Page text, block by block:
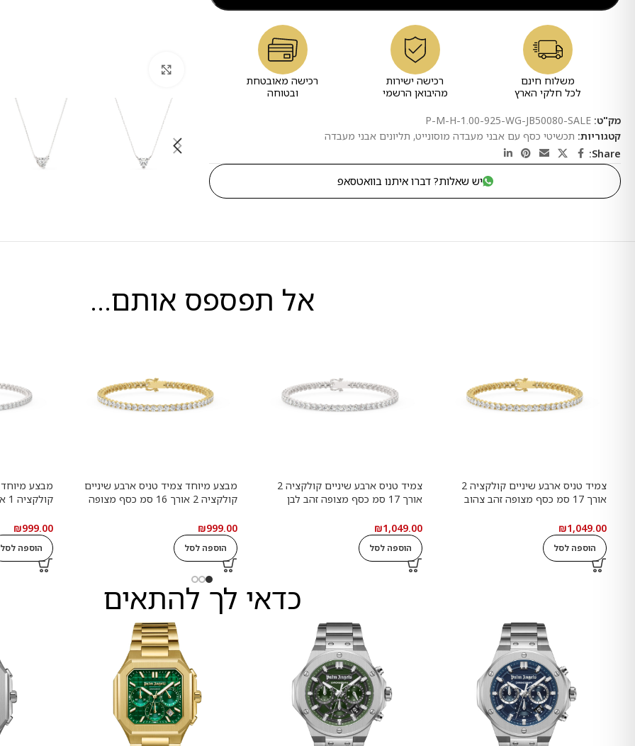
משלוח חינם
לכל חלקי הארץ
רכישה ישירות
מהיבואן הרשמי
רכישה מאובטחת
ובטוחה
מק"ט: P-M-H-1.00-925-WG-JB50080-SALE
קטגוריות: תכשיטי כסף עם אבני מעבדה מוסונייט, תליונים אבני מעבדה
Share:
יש שאלות? דברו איתנו בוואטסאפ
אל תפספס אותם...
צמיד טניס ארבע שיניים קולקציה 2
אורך 17 סמ כסף מצופה זהב צהוב
גמולוגית
₪1,049.00
הוספה לסל
צמיד טניס ארבע שיניים קולקציה 2
אורך 17 סמ כסף מצופה זהב לבן
גמולוגית
₪1,049.00
הוספה לסל
מבצע מיוחד צמיד טניס ארבע שיניים
קולקציה 2 אורך 16 סמ כסף מצופה
תעודה גמולוגית
₪999.00
הוספה לסל
מבצע מיוחד
תעודה
₪999.00
הוספה לסל
כדאי לך להתאים